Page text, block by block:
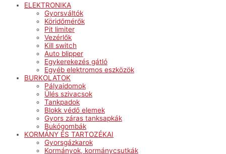
ELEKTRONIKA
Gyorsváltók
Köridőmérők
Pit limiter
Vezérlők
Kill switch
Auto blipper
Egykerekezés gátló
Egyéb elektromos eszközök
BURKOLATOK
Pályaidomok
Ülés szivacsok
Tankpadok
Blokk védő elemek
Gyors záras tanksapkák
Bukógombák
KORMÁNY ÉS TARTOZÉKAI
Gyorsgázkarok
Kormányok, kormánycsutkák